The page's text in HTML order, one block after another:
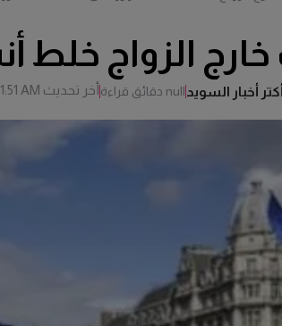
أخبار السويدnull دقائق قراءة أخر تحديث AM
خارج الزواج